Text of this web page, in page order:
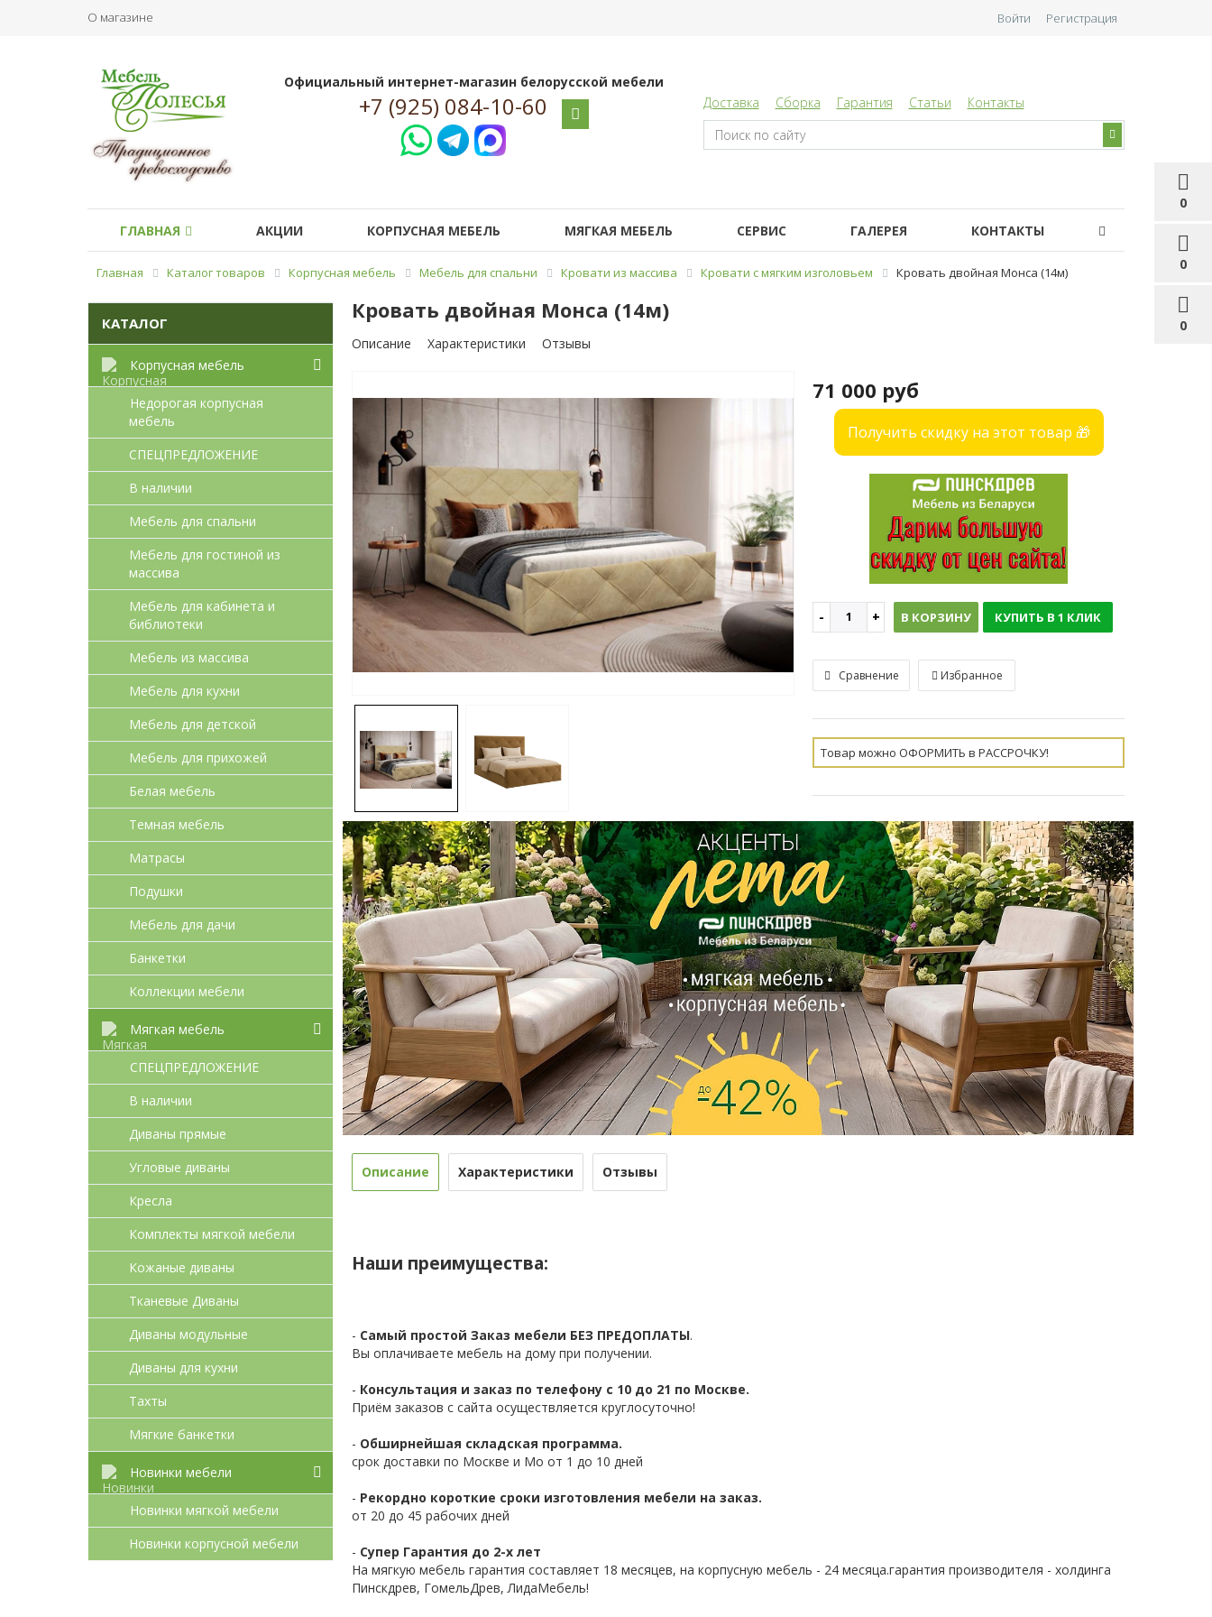
О магазине
0
0
0
Войти Регистрация
Официальный интернет-магазин белорусской мебели
+7 (925) 084-10-60 Доставка Сборка Гарантия Статьи Контакты
ГЛАВНАЯ АКЦИИ КОРПУСНАЯ МЕБЕЛЬ МЯГКАЯ МЕБЕЛЬ СЕРВИС ГАЛЕРЕЯ КОНТАКТЫ
Главная Каталог товаров Корпусная мебель Мебель для спальни Кровати из массива Кровати с мягким изголовьем Кровать двойная Монса (14м)
КАТАЛОГ
Корпусная мебель
Недорогая корпусная
мебель
СПЕЦПРЕДЛОЖЕНИЕ
В наличии
Мебель для спальни
Мебель для гостиной из
массива
Мебель для кабинета и
библиотеки
Мебель из массива
Мебель для кухни
Мебель для детcкой
Мебель для прихожей
Белая мебель
Темная мебель
Матрасы
Подушки
Мебель для дачи
Банкетки
Коллекции мебели
Мягкая мебель
СПЕЦПРЕДЛОЖЕНИЕ
В наличии
Диваны прямые
Угловые диваны
Кресла
Комплекты мягкой мебели
Кожаные диваны
Тканевые Диваны
Диваны модульные
Диваны для кухни
Тахты
Мягкие банкетки
Новинки мебели
Новинки мягкой мебели
Новинки корпусной мебели
Кровать двойная Монса (14м)
Описание Характеристики Отзывы
71 000 руб
Получить скидку на этот товар 🎁
В КОРЗИНУ КУПИТЬ В 1 КЛИК
Сравнение Избранное
Товар можно ОФОРМИТЬ в РАССРОЧКУ!
Описание Характеристики Отзывы
Наши преимущества:
- Самый простой Заказ мебели БЕЗ ПРЕДОПЛАТЫ.
Вы оплачиваете мебель на дому при получении.
- Консультация и заказ по телефону с 10 до 21 по Москве.
Приём заказов с сайта осуществляется круглосуточно!
- Обширнейшая складская программа.
срок доставки по Москве и Мо от 1 до 10 дней
- Рекордно короткие сроки изготовления мебели на заказ.
от 20 до 45 рабочих дней
- Супер Гарантия до 2-х лет
На мягкую мебель гарантия составляет 18 месяцев, на корпусную мебель - 24 месяца.гарантия производителя - холдинга
Пинскдрев, ГомельДрев, ЛидаМебель!